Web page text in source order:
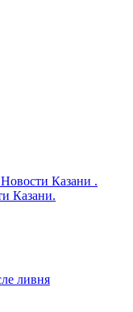
Новости Казани .
Казани.
ливня